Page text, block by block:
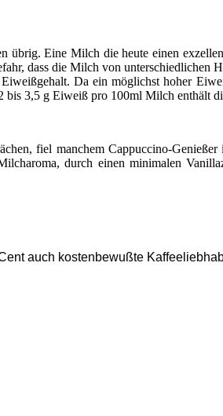
Eine Milch die heute einen
dass die Milch von unterschiedlichen
Da ein möglichst hoher
bis 3,5 g Eiweiß pro 100ml Milch enthält
fiel manchem Cappuccino-Genießer
durch einen minimalen
auch kostenbewußte